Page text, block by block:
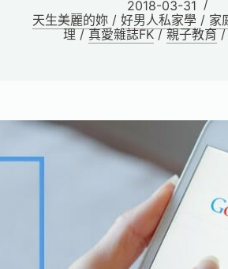
2018-03-31
天生美麗的妳 /好男人私家學 / 家
理/真愛雜誌FK/親子教育